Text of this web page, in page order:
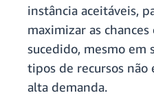
instância aceitáveis,
maximizar as
sucedido, mesmo em
tipos de recursos não
alta demanda.